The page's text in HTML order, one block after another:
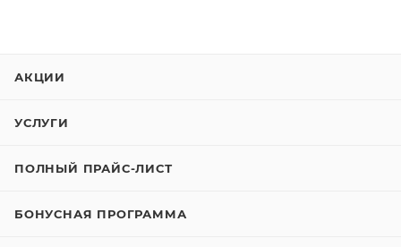
АКЦИИ
УСЛУГИ
ПОЛНЫЙ ПРАЙС-ЛИСТ
БОНУСНАЯ ПРОГРАММА